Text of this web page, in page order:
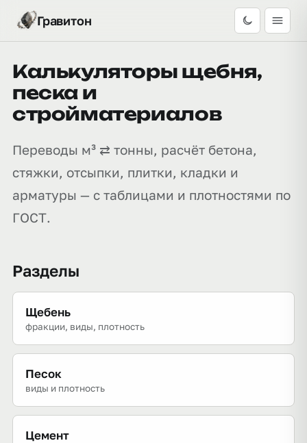
Гравитон
Калькуляторы щебня,
песка и
стройматериалов
Переводы м³ ⇄ тонны, расчёт бетона,
стяжки, отсыпки, плитки, кладки и
арматуры — с таблицами и плотностями по
ГОСТ.
Разделы
Щебень
фракции, виды, плотность
Песок
виды и плотность
Цемент